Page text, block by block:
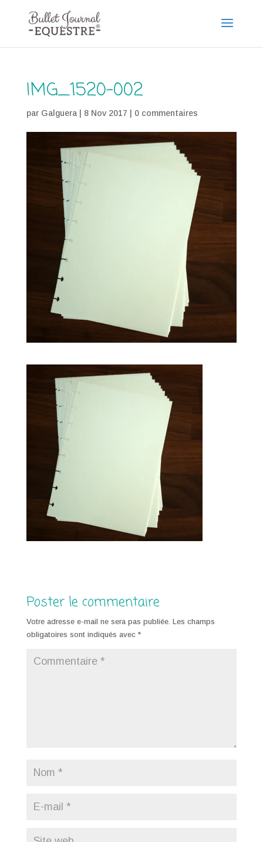
IMG_1520-002
par Galguera| 8 Nov 2017 0 commentaires
Poster le commentaire
Votre adresse e-mail ne sera pas publiée. Les champs
obligatoires sont indiqués avec *